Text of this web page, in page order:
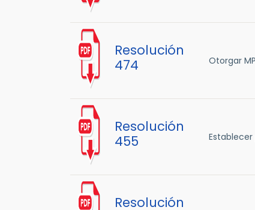
Resolución
474
Otorgar
Resolución
455
Resolución